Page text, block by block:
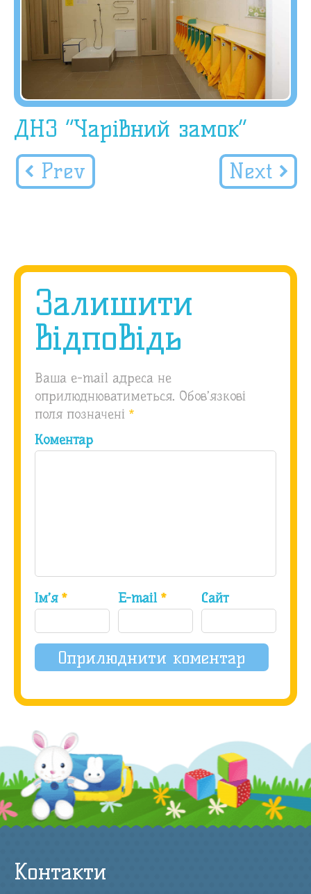
ДНЗ “Чарівний замок”
Prev Next
Залишити
відповідь
Ваша e-mail адреса не
оприлюднюватиметься. Обов’язкові
поля позначені *
Коментар
Ім’я * E-mail* Сайт
Контакти